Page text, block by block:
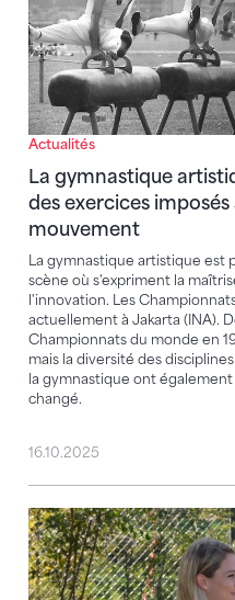
Actualités
La gymnastique
des exercices imposés
mouvement
La gymnastique artistique est
scène où s'expriment la
l'innovation. Les
actuellement à Jakarta (INA).
Championnats du monde en
mais la diversité des
la gymnastique ont
changé.
16.10.2025
Giulia Steingruber est